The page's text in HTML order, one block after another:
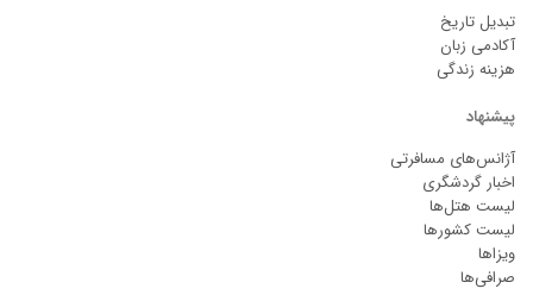
تبدیل تاریخ
آکادمی زبان
هزینه زندگی
پیشنهاد
آژانس‌های مسافرتی
اخبار گردشگری
لیست هتل‌ها
لیست کشورها
ویزاها
صرافی‌ها